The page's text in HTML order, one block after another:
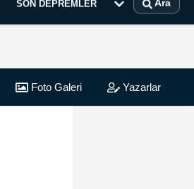
SON DEPREMLER Ara
Foto Galeri Yazarlar